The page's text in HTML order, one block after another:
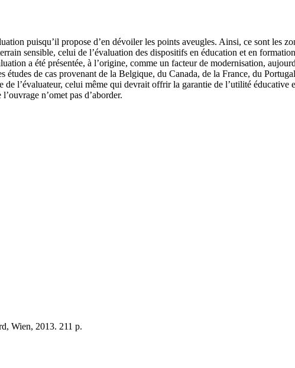
puisqu’il propose d’en dévoiler les points aveugles. Ainsi, ce sont les
sensible, celui de l’évaluation des dispositifs en éducation et en
a été présentée, à l’origine, comme un facteur de modernisation,
études de cas provenant de la Belgique, du Canada, de la France, du
l’évaluateur, celui même qui devrait offrir la garantie de l’utilité éducative
n’omet pas d’aborder.
Wien, 2013. 211 p.